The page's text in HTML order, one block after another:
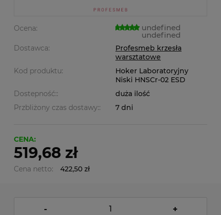
Ocena: undefined
undefined
Dostawca:
Profesmeb krzesła
warsztatowe
Kod produktu:
Hoker Laboratoryjny
Niski HNSCr-02 ESD
Dostepność::
duża ilość
Przbliżony czas dostawy::
7 dni
CENA:
519,68 zł
Cena netto: 422,50 zł
- +